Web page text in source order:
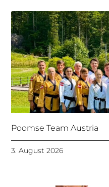
Poomse Team Austria
3. August 2026